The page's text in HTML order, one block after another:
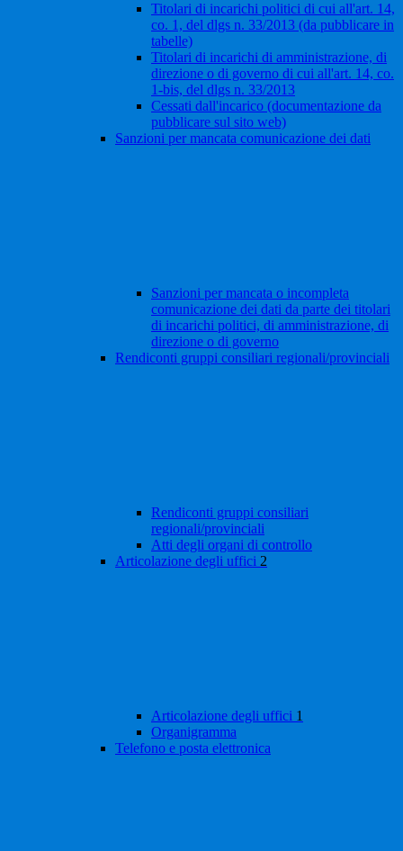
Titolari di incarichi politici di cui all'art. 14,
co. 1, del dlgs n. 33/2013 (da pubblicare in
tabelle)
Titolari di incarichi di amministrazione, di
direzione o di governo di cui all'art. 14, co.
1-bis, del dlgs n. 33/2013
Cessati dall'incarico (documentazione da
pubblicare sul sito web)
Sanzioni per mancata comunicazione dei dati
Sanzioni per mancata o incompleta
comunicazione dei dati da parte dei titolari
di incarichi politici, di amministrazione, di
direzione o di governo
Rendiconti gruppi consiliari regionali/provinciali
Rendiconti gruppi consiliari
regionali/provinciali
Atti degli organi di controllo
Articolazione degli uffici 2
Articolazione degli uffici 1
Organigramma
Telefono e posta elettronica